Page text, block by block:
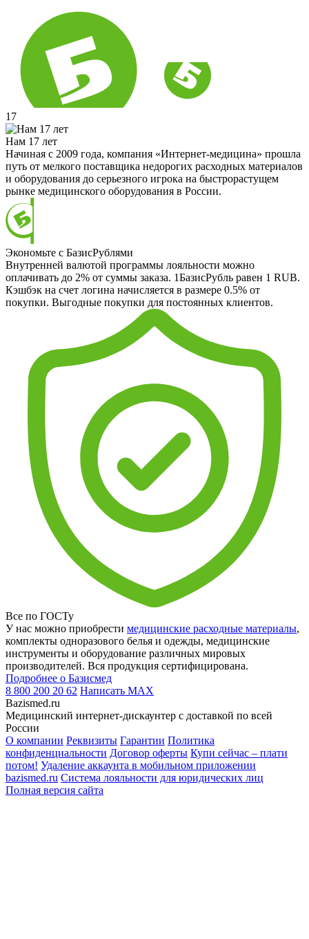
17
Нам 17 лет
Начиная с 2009 года, компания «Интернет-медицина» прошла
путь от мелкого поставщика недорогих расходных материалов
и оборудования до серьезного игрока на быстрорастущем
рынке медицинского оборудования в России.
Экономьте с БазисРублями
Внутренней валютой программы лояльности можно
оплачивать до 2% от суммы заказа. 1БазисРубль равен 1 RUB.
Кэшбэк на счет логина начисляется в размере 0.5% от
покупки. Выгодные покупки для постоянных клиентов.
Все по ГОСТу
У нас можно приобрести медицинские расходные материалы,
комплекты одноразового белья и одежды, медицинские
инструменты и оборудование различных мировых
производителей. Вся продукция сертифицирована.
Подробнее о Базисмед
8 800 200 20 62 Написать MAX
Bazismed.ru
Медицинский интернет-дискаунтер с доставкой по всей
России
О компании Реквизиты Гарантии Политика
конфиденциальности Договор оферты Купи сейчас – плати
потом! Удаление аккаунта в мобильном приложении
bazismed.ru Система лояльности для юридических лиц
Полная версия сайта